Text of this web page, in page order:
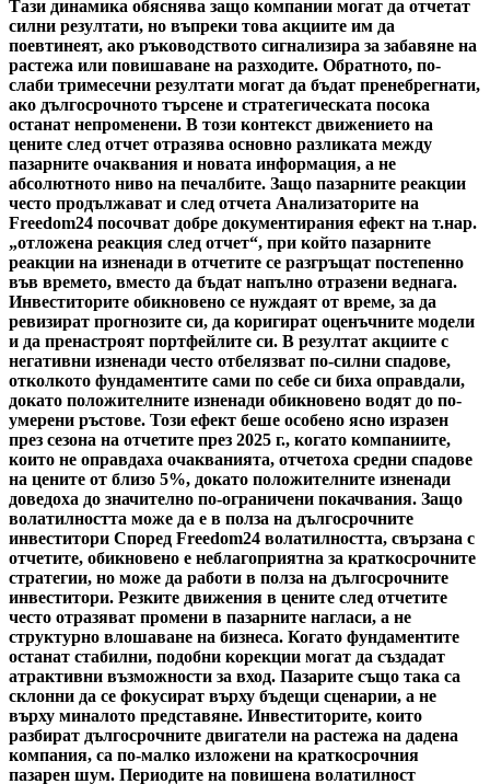
Тази динамика обяснява защо компании могат да отчетат
силни резултати, но въпреки това акциите им да
поевтинеят, ако ръководството сигнализира за забавяне на
растежа или повишаване на разходите. Обратното, по-
слаби тримесечни резултати могат да бъдат пренебрегнати,
ако дългосрочното търсене и стратегическата посока
останат непроменени. В този контекст движението на
цените след отчет отразява основно разликата между
пазарните очаквания и новата информация, а не
абсолютното ниво на печалбите. Защо пазарните реакции
често продължават и след отчета Анализаторите на
Freedom24 посочват добре документирания ефект на т.нар.
„отложена реакция след отчет“, при който пазарните
реакции на изненади в отчетите се разгръщат постепенно
във времето, вместо да бъдат напълно отразени веднага.
Инвеститорите обикновено се нуждаят от време, за да
ревизират прогнозите си, да коригират оценъчните модели
и да пренастроят портфейлите си. В резултат акциите с
негативни изненади често отбелязват по-силни спадове,
отколкото фундаментите сами по себе си биха оправдали,
докато положителните изненади обикновено водят до по-
умерени ръстове. Този ефект беше особено ясно изразен
през сезона на отчетите през 2025 г., когато компаниите,
които не оправдаха очакванията, отчетоха средни спадове
на цените от близо 5%, докато положителните изненади
доведоха до значително по-ограничени покачвания. Защо
волатилността може да е в полза на дългосрочните
инвеститори Според Freedom24 волатилността, свързана с
отчетите, обикновено е неблагоприятна за краткосрочните
стратегии, но може да работи в полза на дългосрочните
инвеститори. Резките движения в цените след отчетите
често отразяват промени в пазарните нагласи, а не
структурно влошаване на бизнеса. Когато фундаментите
останат стабилни, подобни корекции могат да създадат
атрактивни възможности за вход. Пазарите също така са
склонни да се фокусират върху бъдещи сценарии, а не
върху миналото представяне. Инвеститорите, които
разбират дългосрочните двигатели на растежа на дадена
компания, са по-малко изложени на краткосрочния
пазарен шум. Периодите на повишена волатилност